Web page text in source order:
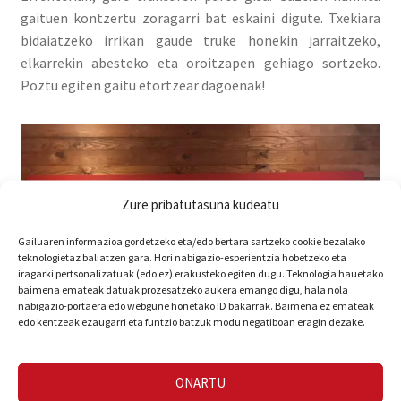
Zure pribatutasuna kudeatu
Gailuaren informazioa gordetzeko eta/edo bertara sartzeko cookie bezalako
teknologietaz baliatzen gara. Hori nabigazio-esperientzia hobetzeko eta
iragarki pertsonalizatuak (edo ez) erakusteko egiten dugu. Teknologia hauetako
baimena emateak datuak prozesatzeko aukera emango digu, hala nola
nabigazio-portaera edo webgune honetako ID bakarrak. Baimena ez emateak
edo kentzeak ezaugarri eta funtzio batzuk modu negatiboan eragin dezake.
ONARTU
gaituen kontzertu zoragarri bat eskaini digute. Txekiara
bidaiatzeko irrikan gaude truke honekin jarraitzeko,
elkarrekin abesteko eta oroitzapen gehiago sortzeko.
Poztu egiten gaitu etortzear dagoenak!